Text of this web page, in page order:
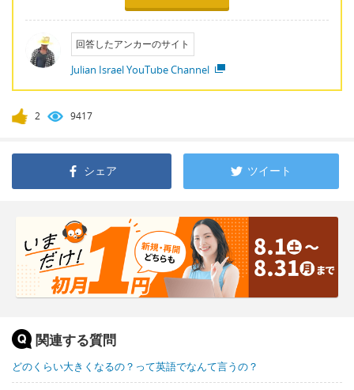
回答したアンカーのサイト
Julian Israel YouTube Channel
2 9417
シェア ツイート
関連する質問
どのくらい大きくなるの？って英語でなんて言うの？